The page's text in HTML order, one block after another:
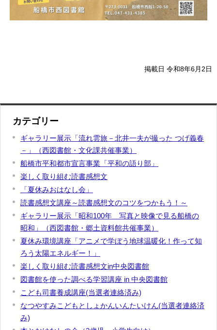
掲載日 令和8年6月2日
カテゴリー
ギャラリー展示「流れ雲旅－北井一夫が撮った つげ義春
－」（西図書館・文化課共催事業）
船橋市平和都市宣言事業「平和の語り部」
楽しく取り組む読書感想文
「夏休みおはなし会」
読書感想文講座～読書感想文のコツをつかもう！～
ギャラリー展示「昭和100年 写真と映像で見る船橋の
昭和」（西図書館・郷土資料館共催事業）
夏休み環境講座「アニメで学ぼう地球温暖化！作って知
ろう太陽エネルギー！」
楽しく取り組む読書感想文in中央図書館
図書館を使った調べる学習講座 in 中央図書館
こども司書養成講座(当選者連絡済み)
なつやすみこどもとしょかんいんたいけん(当選者連絡済
み)